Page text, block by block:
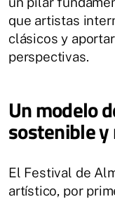
que artistas
clásicos y
perspectivas.
Un modelo
sostenible
El Festival de
artístico, por